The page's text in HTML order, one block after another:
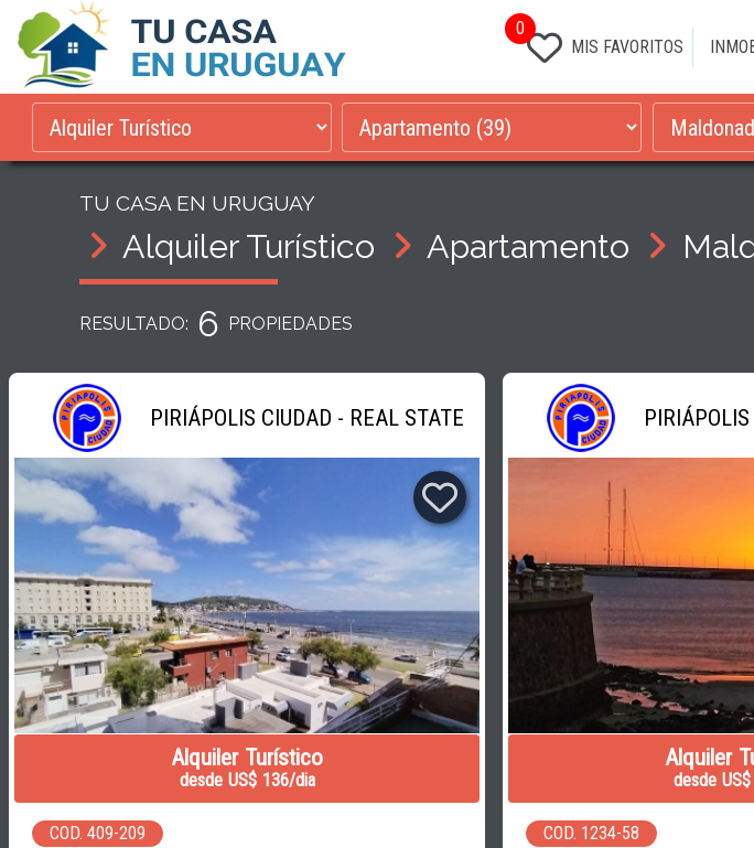
0
MIS FAVORITOS
TU CASA EN URUGUAY
Alquiler Turístico Apartamento
RESULTADO: 6 PROPIEDADES
PIRIÁPOLIS CIUDAD - REAL STATE
Alquiler Turístico
desde US$ 136/dia
COD. 409-209
Alquiler
desde
COD. 1234-58